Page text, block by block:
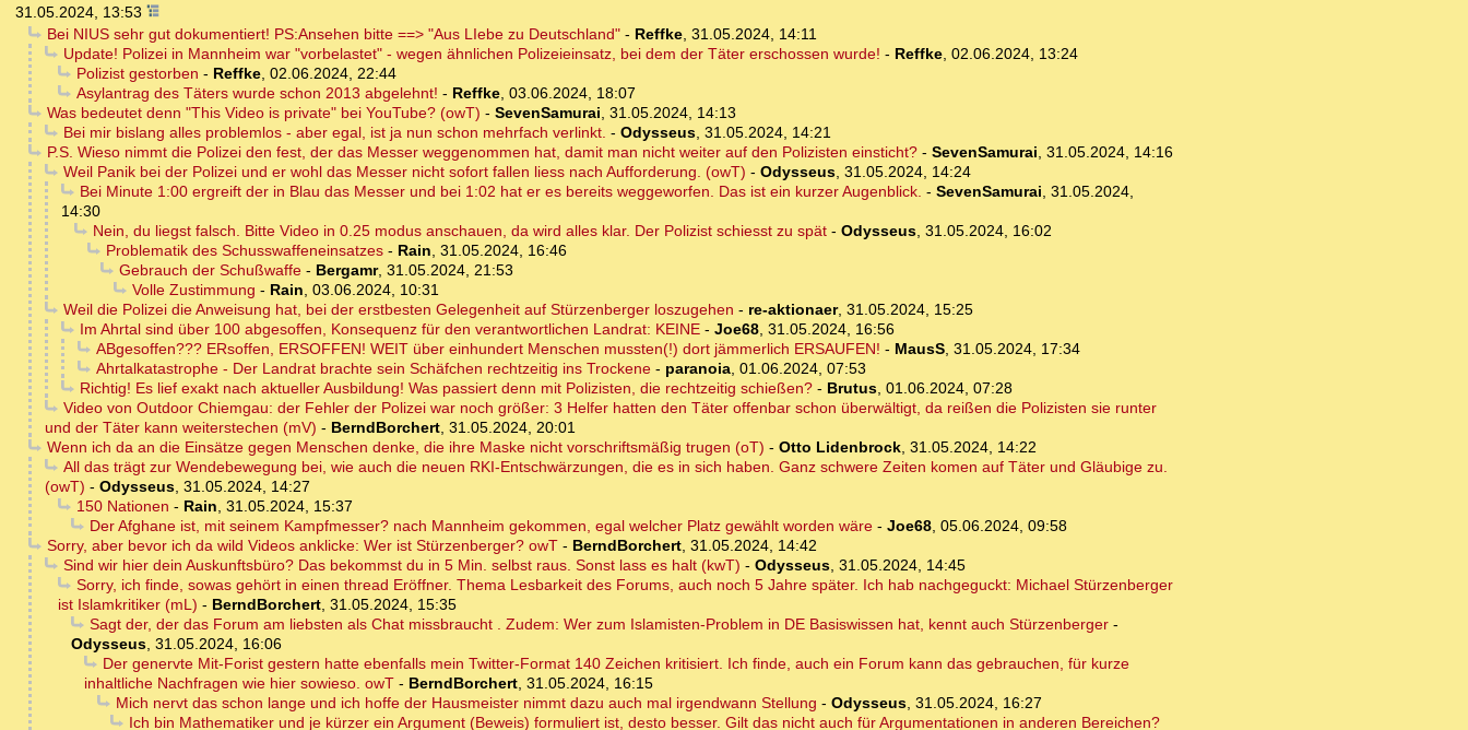
31.05.2024, 13:53
Bei NIUS sehr gut dokumentiert! PS:Ansehen bitte ==> "Aus LIebe zu Deutschland"- Reffke, 31.05.2024, 14:11
Update! Polizei in Mannheim war "vorbelastet" - wegen ähnlichen Polizeieinsatz, bei dem der Täter erschossen wurde! - Reffke, 02.06.2024, 13:24
Polizist gestorben - Reffke, 02.06.2024, 22:44
Asylantrag des Täters wurde schon 2013 abgelehnt! - Reffke, 03.06.2024, 18:07
Was bedeutet denn "This Video is private" bei YouTube? (owT) - SevenSamurai, 31.05.2024, 14:13
Bei mir bislang alles problemlos - aber egal, ist ja nun schon mehrfach verlinkt. - Odysseus, 31.05.2024, 14:21
P.S. Wieso nimmt die Polizei den fest, der das Messer weggenommen hat, damit man nicht weiter auf den Polizisten einsticht?- SevenSamurai, 31.05.2024, 14:16
Weil Panik bei der Polizei und er wohl das Messer nicht sofort fallen liess nach Aufforderung. (owT) - Odysseus, 31.05.2024, 14:24
Bei Minute 1:00 ergreift der in Blau das Messer und bei 1:02 hat er es bereits weggeworfen. Das ist ein kurzer Augenblick. - SevenSamurai, 31.05.2024,
14:30
Nein, du liegst falsch. Bitte Video in 0.25 modus anschauen, da wird alles klar. Der Polizist schiesst zu spät- Odysseus, 31.05.2024, 16:02
Problematik des Schusswaffeneinsatzes- Rain, 31.05.2024, 16:46
Gebrauch der Schußwaffe- Bergamr, 31.05.2024, 21:53
Volle Zustimmung - Rain, 03.06.2024, 10:31
Weil die Polizei die Anweisung hat, bei der erstbesten Gelegenheit auf Stürzenberger loszugehen - re-aktionaer, 31.05.2024, 15:25
Im Ahrtal sind über 100 abgesoffen, Konsequenz für den verantwortlichen Landrat: KEINE- Joe68, 31.05.2024, 16:56
ABgesoffen??? ERsoffen, ERSOFFEN! WEIT über einhundert Menschen mussten(!) dort jämmerlich ERSAUFEN! - MausS, 31.05.2024, 17:34
Ahrtalkatastrophe - Der Landrat brachte sein Schäfchen rechtzeitig ins Trockene- paranoia, 01.06.2024, 07:53
Richtig! Es lief exakt nach aktueller Ausbildung! Was passiert denn mit Polizisten, die rechtzeitig schießen?- Brutus, 01.06.2024, 07:28
Video von Outdoor Chiemgau: der Fehler der Polizei war noch größer: 3 Helfer hatten den Täter offenbar schon überwältigt, da reißen die Polizisten sie runter
und der Täter kann weiterstechen (mV) - BerndBorchert, 31.05.2024, 20:01
Wenn ich da an die Einsätze gegen Menschen denke, die ihre Maske nicht vorschriftsmäßig trugen (oT) - Otto Lidenbrock, 31.05.2024, 14:22
All das trägt zur Wendebewegung bei, wie auch die neuen RKI-Entschwärzungen, die es in sich haben. Ganz schwere Zeiten komen auf Täter und Gläubige zu.
(owT) - Odysseus, 31.05.2024, 14:27
150 Nationen - Rain, 31.05.2024, 15:37
Der Afghane ist, mit seinem Kampfmesser? nach Mannheim gekommen, egal welcher Platz gewählt worden wäre- Joe68, 05.06.2024, 09:58
Sorry, aber bevor ich da wild Videos anklicke: Wer ist Stürzenberger? owT- BerndBorchert, 31.05.2024, 14:42
Sind wir hier dein Auskunftsbüro? Das bekommst du in 5 Min. selbst raus. Sonst lass es halt (kwT) - Odysseus, 31.05.2024, 14:45
Sorry, ich finde, sowas gehört in einen thread Eröffner. Thema Lesbarkeit des Forums, auch noch 5 Jahre später. Ich hab nachgeguckt: Michael Stürzenberger
ist Islamkritiker (mL) - BerndBorchert, 31.05.2024, 15:35
Sagt der, der das Forum am liebsten als Chat missbraucht . Zudem: Wer zum Islamisten-Problem in DE Basiswissen hat, kennt auch Stürzenberger-
Odysseus, 31.05.2024, 16:06
Der genervte Mit-Forist gestern hatte ebenfalls mein Twitter-Format 140 Zeichen kritisiert. Ich finde, auch ein Forum kann das gebrauchen, für kurze
inhaltliche Nachfragen wie hier sowieso. owT - BerndBorchert, 31.05.2024, 16:15
Mich nervt das schon lange und ich hoffe der Hausmeister nimmt dazu auch mal irgendwann Stellung - Odysseus, 31.05.2024, 16:27
Ich bin Mathematiker und je kürzer ein Argument (Beweis) formuliert ist, desto besser. Gilt das nicht auch für Argumentationen in anderen Bereichen?